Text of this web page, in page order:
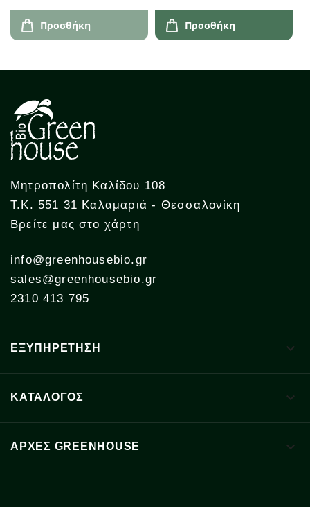
Προσθήκη Προσθήκη
Μητροπολίτη Καλίδου 108
Τ.Κ. 551 31 Καλαμαριά - Θεσσαλονίκη
Βρείτε μας στο χάρτη
info@greenhousebio.gr
sales@greenhousebio.gr
2310 413 795
ΕΞΥΠΗΡΕΤΗΣΗ 
ΚΑΤΑΛΟΓΟΣ 
ΑΡΧΈΣ GREENHOUSE 